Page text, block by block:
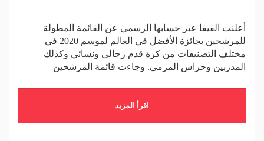
أعلنت الفيفا عبر حسابها الرسمي عن القائمة المطولة
للمرشحين بجائزة الأفضل في العالم لموسم 2020 في
مختلف التصنيفات من كرة قدم رجالي ونسائي وكذلك
المدربين وحراس المرمى. وجاءت قائمة المرشحين
اقرأ المزيد